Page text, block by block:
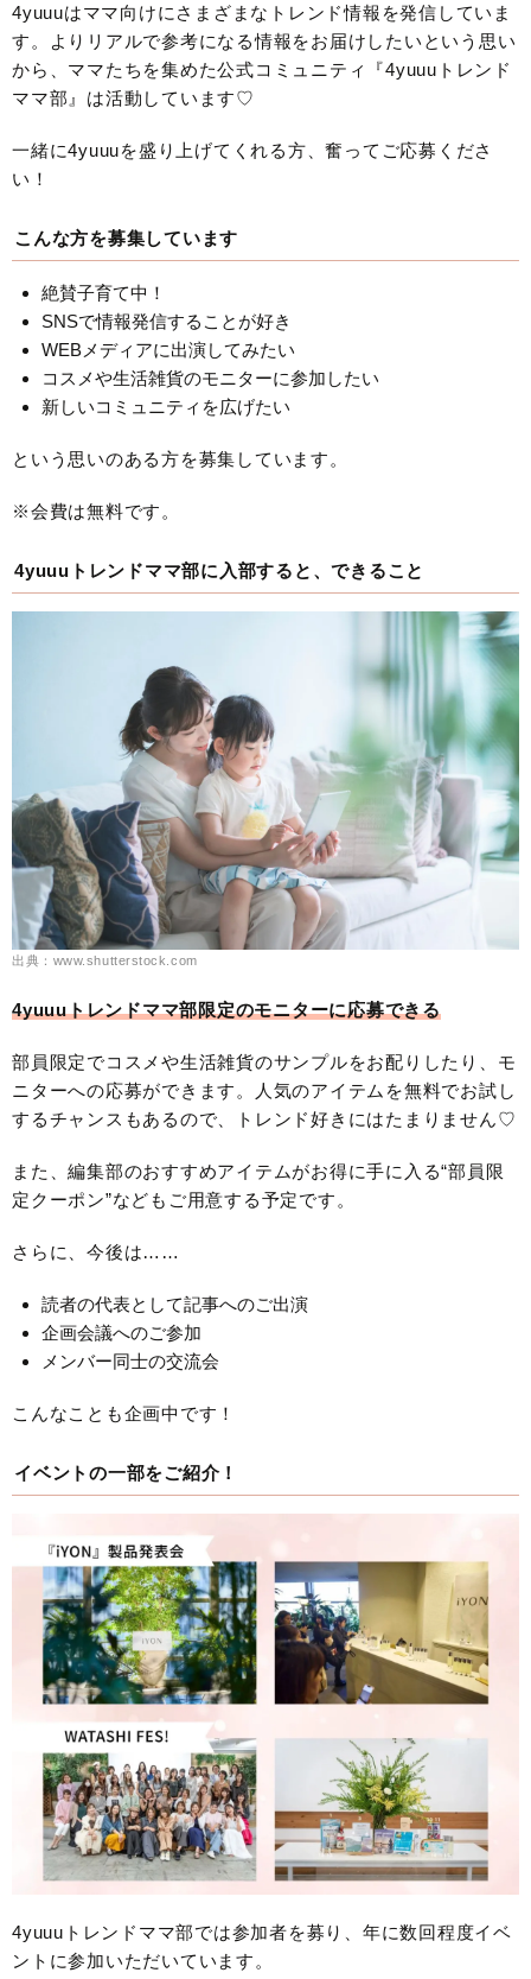
4yuuuはママ向けにさまざまなトレンド情報を発信していま
す。よりリアルで参考になる情報をお届けしたいという思い
から、ママたちを集めた公式コミュニティ『4yuuuトレンド
ママ部』は活動しています♡
一緒に4yuuuを盛り上げてくれる方、奮ってご応募くださ
い！
こんな方を募集しています
絶賛子育て中！
SNSで情報発信することが好き
WEBメディアに出演してみたい
コスメや生活雑貨のモニターに参加したい
新しいコミュニティを広げたい
という思いのある方を募集しています。
※会費は無料です。
4yuuuトレンドママ部に入部すると、できること
出典：www.shutterstock.com
4yuuuトレンドママ部限定のモニターに応募できる
部員限定でコスメや生活雑貨のサンプルをお配りしたり、モ
ニターへの応募ができます。人気のアイテムを無料でお試し
するチャンスもあるので、トレンド好きにはたまりません♡
また、編集部のおすすめアイテムがお得に手に入る“部員限
定クーポン”などもご用意する予定です。
さらに、今後は……
読者の代表として記事へのご出演
企画会議へのご参加
メンバー同士の交流会
こんなことも企画中です！
イベントの一部をご紹介！
4yuuuトレンドママ部では参加者を募り、年に数回程度イベ
ントに参加いただいています。